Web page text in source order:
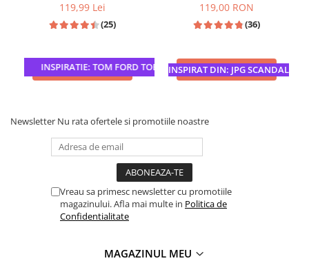
INSPIRATIE: TOM FORD TOBACCO VANILLE
119,99 Lei
(25)
ADAUGA IN COS INSPIRAT DIN: JPG SCANDAL
119,00 RON
(36)
ADAUGA IN COS
Newsletter Nu rata ofertele si promotiile noastre
Vreau sa primesc newsletter cu promotiile
magazinului. Afla mai multe in Politica de
Confidentialitate
MAGAZINUL MEU